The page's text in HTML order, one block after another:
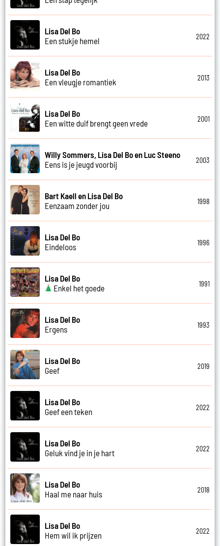
Lisa Del Bo
Een stukje hemel
2022
Lisa Del Bo
Een vleugje romantiek
2013
Lisa Del Bo
Een witte duif brengt geen vrede
2001
Willy Sommers, Lisa Del Bo en Luc Steeno
Eens is je jeugd voorbij
2003
Bart Kaell en Lisa Del Bo
Eenzaam zonder jou
1998
Lisa Del Bo
Eindeloos
1996
Lisa Del Bo
Enkel het goede
1991
Lisa Del Bo
Ergens
1993
Lisa Del Bo
Geef
2019
Lisa Del Bo
Geef een teken
2022
Lisa Del Bo
Geluk vind je in je hart
2022
Lisa Del Bo
Haal me naar huis
2018
Lisa Del Bo
Hem wil ik prijzen
2022